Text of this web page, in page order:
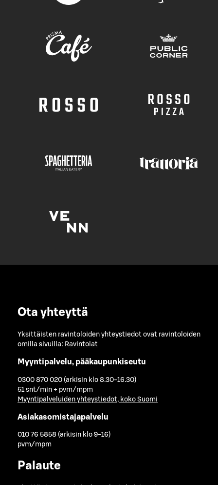
Ota yhteyttä
Yksittäisten ravintoloiden yhteystiedot ovat ravintoloiden
omilla sivuilla: Ravintolat
Myyntipalvelu, pääkaupunkiseutu
0300 870 020 (arkisin klo 8.30-16.30)
51 snt/min + pvm/mpm
Myyntipalveluiden yhteystiedot, koko Suomi
Asiakasomistajapalvelu
010 76 5858 (arkisin klo 9-16)
pvm/mpm
Palaute